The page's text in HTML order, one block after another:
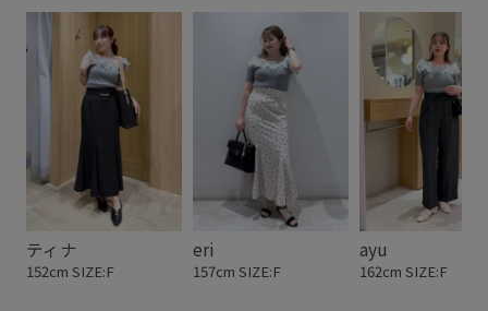
ティナ
152cm SIZE:F
eri
157cm SIZE:F
ayu
162cm SIZE:F